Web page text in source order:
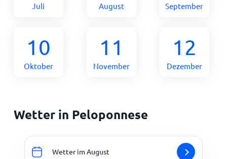
Juli August September
10
Oktober
11
November
12
Dezember
Wetter in Peloponnese
Wetter im August